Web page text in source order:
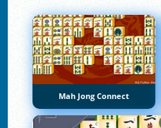
Mah Jong Connect